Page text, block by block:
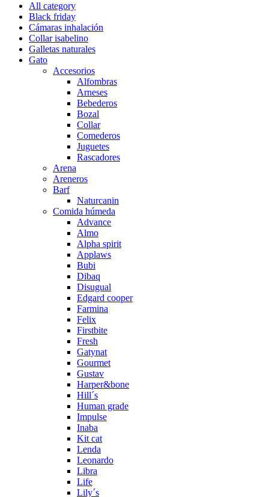
All category
Black friday
Cámaras inhalación
Collar isabelino
Galletas naturales
Gato
Accesorios
Alfombras
Arneses
Bebederos
Bozal
Collar
Comederos
Juguetes
Rascadores
Arena
Areneros
Barf
Naturcanin
Comida húmeda
Advance
Almo
Alpha spirit
Applaws
Bubi
Dibaq
Disugual
Edgard cooper
Farmina
Felix
Firstbite
Fresh
Gatynat
Gourmet
Gustav
Harper&bone
Hill´s
Human grade
Impulse
Inaba
Kit cat
Lenda
Leonardo
Libra
Life
Lily´s